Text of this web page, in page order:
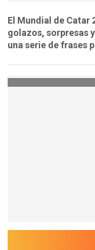
El Mundial de Catar
golazos, sorpresas
una serie de frases